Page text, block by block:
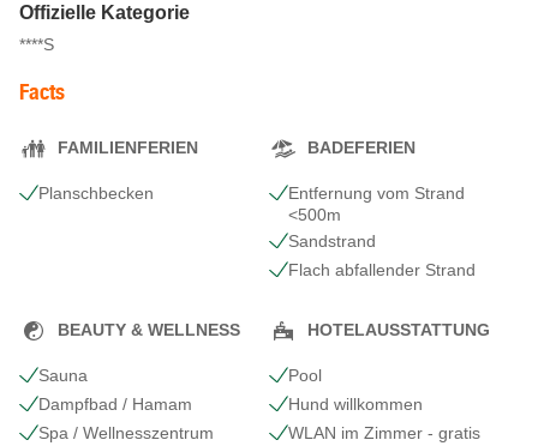
Offizielle Kategorie
****S
Facts
FAMILIENFERIEN
Planschbecken
BADEFERIEN
Entfernung vom Strand
<500m
Sandstrand
Flach abfallender Strand
BEAUTY & WELLNESS
Sauna
Dampfbad / Hamam
Spa / Wellnesszentrum
HOTELAUSSTATTUNG
Pool
Hund willkommen
WLAN im Zimmer - gratis